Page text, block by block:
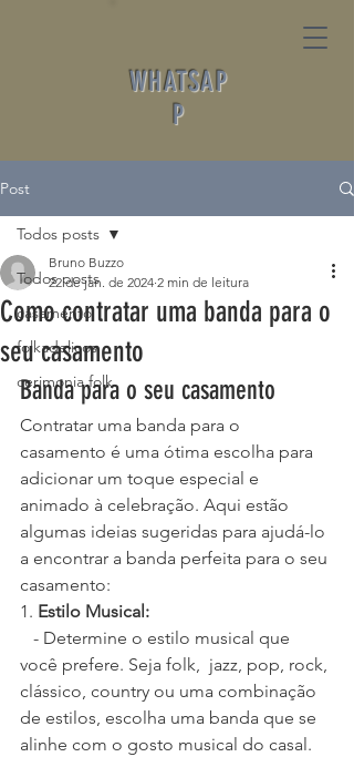
WHATSAP
P
Post
Todos posts
casamento
folkadelicos
cerimonia folk
Todos posts
Como contratar uma banda para o
seu casamento
Bruno Buzzo
22 de jan. de 2024 2 min de leitura
Banda para o seu casamento
Contratar uma banda para o
casamento é uma ótima escolha para
adicionar um toque especial e
animado à celebração. Aqui estão
algumas ideias sugeridas para ajudá-lo
a encontrar a banda perfeita para o seu
casamento:
1. Estilo Musical:
você prefere. Seja folk,  jazz, pop, rock,
clássico, country ou uma combinação
de estilos, escolha uma banda que se
alinhe com o gosto musical do casal.